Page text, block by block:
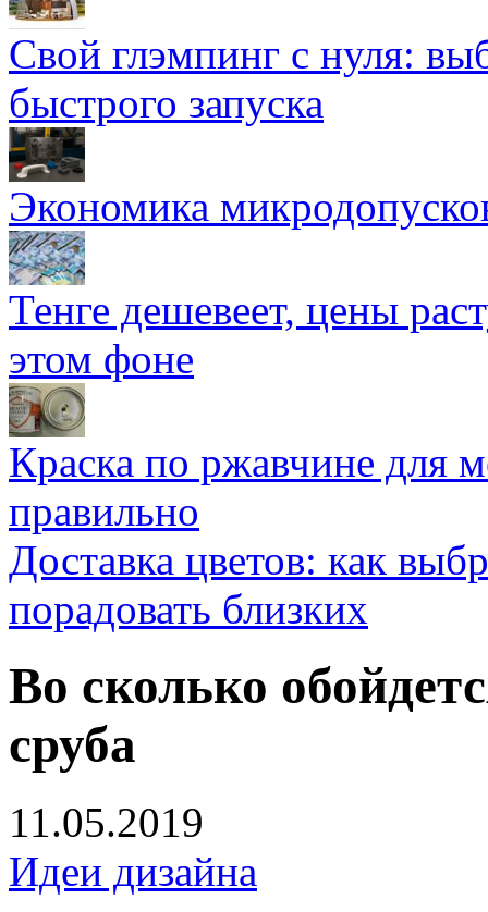
Свой глэмпинг с нуля:
быстрого запуска
Экономика
Тенге дешевеет, цены
этом фоне
Краска по ржавчине для
правильно
Доставка цветов: как
порадовать близких
Во сколько
сруба
11.05.2019
Идеи дизайна